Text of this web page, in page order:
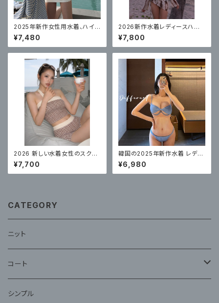
2025年新作女性用水着、ハイ
エンドスプリットスカート、トライ
アングルソリッドカラー、腹部カ
バー、セクシー
¥7,480
2026新作水着レディースハイ
エンドビキニ4点セット
¥7,800
2026 新しい水着女性のスクエ
アアングル高品質リゾート美しい
スプリット水着スパチェック柄
¥7,700
韓国の2025年新作水着 レディ
ース ビキニ スリーポイントスタ
イル
¥6,980
CATEGORY
ニット
コート
ファー
シンプル